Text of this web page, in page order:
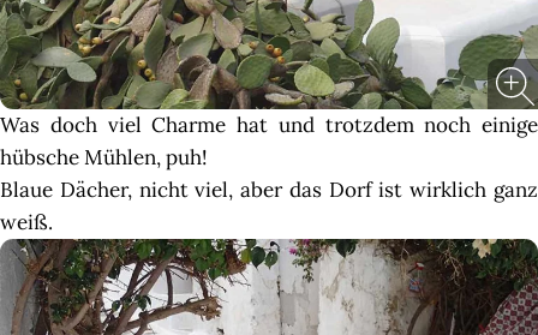
Was doch viel Charme hat und trotzdem noch einige
hübsche Mühlen, puh!
Blaue Dächer, nicht viel, aber das Dorf ist wirklich ganz
weiß.